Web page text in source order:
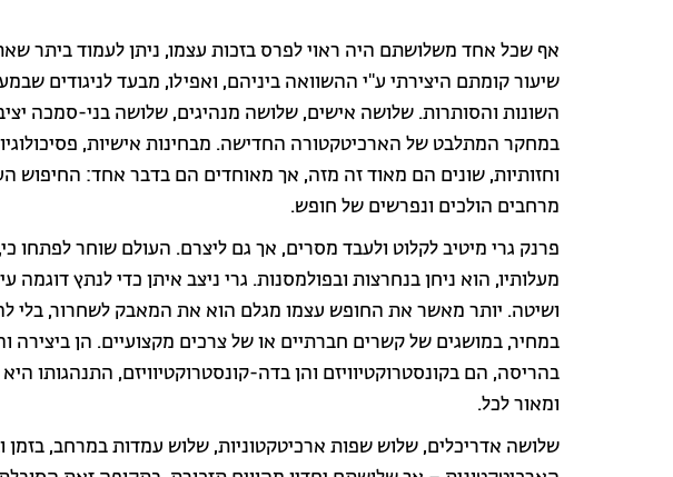
אף שכל אחד משלושתם היה ראוי לפרס בזכות עצמו, ניתן לעמוד ביתר
שיעור קומתם היצירתי ע"י ההשוואה ביניהם, ואפילו, מבעד לניגודים
השונות והסותרות. שלושה אישים, שלושה מנהיגים, שלושה בני-סמכה
במחקר המתלבט של הארכיטקטורה החדישה. מבחינות אישיות,
וחזותיות, שונים הם מאוד זה מזה, אך מאוחדים הם בדבר אחד: החיפוש
מרחבים הולכים ונפרשים של חופש.
פרנק גרי מיטיב לקלוט ולעבד מסרים, אך גם ליצרם. העולם שוחר לפתחו
מעלותיו, הוא ניחן בנחרצות ובפולמסנות. גרי ניצב איתן כדי לנתץ דוגמה
ושיטה. יותר מאשר את החופש עצמו מגלם הוא את המאבק לשחרור, בלי
במחיר, במושגים של קשרים חברתיים או של צרכים מקצועיים. הן ביצירה
בהריסה, הם בקונסטרוקטיוויזם והן בדה-קונסטרוקטיוויזם, התנהגותו
ומאור לכל.
שלושה אדריכלים, שלוש שפות ארכיטקטוניות, שלוש עמדות במרחב, בזמן